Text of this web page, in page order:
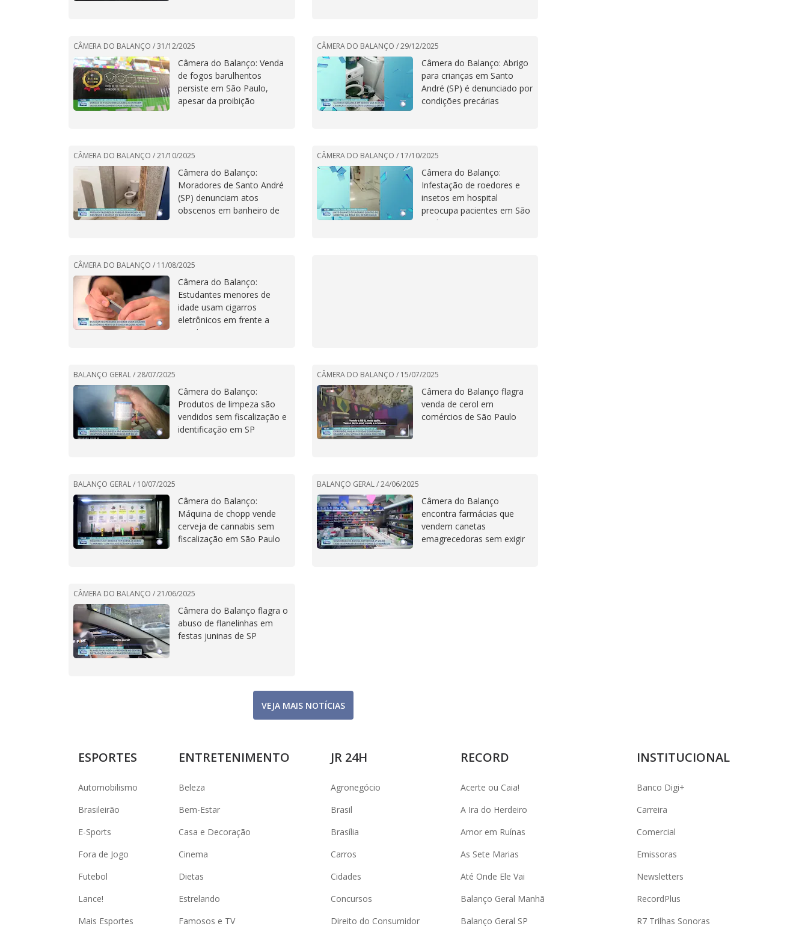
CÂMERA DO BALANÇO /31/12/2025
Câmera do Balanço: Venda
de fogos barulhentos
persiste em São Paulo,
apesar da proibição
CÂMERA DO BALANÇO /29/12/2025
Câmera do Balanço: Abrigo
para crianças em Santo
André (SP) é denunciado por
condições precárias
CÂMERA DO BALANÇO /21/10/2025
Câmera do Balanço:
Moradores de Santo André
(SP) denunciam atos
obscenos em banheiro de
CÂMERA DO BALANÇO / 17/10/2025
Câmera do Balanço:
Infestação de roedores e
insetos em hospital
preocupa pacientes em São
Paulo
CÂMERA DO BALANÇO / 11/08/2025
Câmera do Balanço:
Estudantes menores de
idade usam cigarros
eletrônicos em frente a
escola em SP
BALANÇO GERAL /28/07/2025
Câmera do Balanço:
Produtos de limpeza são
vendidos sem fiscalização e
identificação em SP
CÂMERA DO BALANÇO / 15/07/2025
Câmera do Balanço flagra
venda de cerol em
comércios de São Paulo
BALANÇO GERAL / 10/07/2025
Câmera do Balanço:
Máquina de chopp vende
cerveja de cannabis sem
fiscalização em São Paulo
BALANÇO GERAL /24/06/2025
Câmera do Balanço
encontra farmácias que
vendem canetas
emagrecedoras sem exigir
CÂMERA DO BALANÇO /21/06/2025
Câmera do Balanço flagra o
abuso de flanelinhas em
festas juninas de SP
VEJA MAIS NOTÍCIAS
ESPORTES
Automobilismo
Brasileirão
E-Sports
Fora de Jogo
Futebol
Lance!
Mais Esportes
ENTRETENIMENTO
Beleza
Bem-Estar
Casa e Decoração
Cinema
Dietas
Estrelando
Famosos e TV
JR 24H
Agronegócio
Brasil
Brasília
Carros
Cidades
Concursos
Direito do Consumidor
RECORD
Acerte ou Caia!
A Ira do Herdeiro
Amor em Ruínas
As Sete Marias
Até Onde Ele Vai
Balanço Geral Manhã
Balanço Geral SP
INSTITUCIONAL
Banco Digi+
Carreira
Comercial
Emissoras
Newsletters
RecordPlus
R7 Trilhas Sonoras